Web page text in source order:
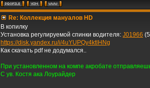
Re: Коллекция мануалов HD
В копилку
Установка регулируемой спинки водителя: J01966
https://disk.yandex.ru/i/4uYUPQy4ktlHNg
Как скачать pdf не додумался..
При установленном на компе акробате
С ув. Костя ака Лоурайдер